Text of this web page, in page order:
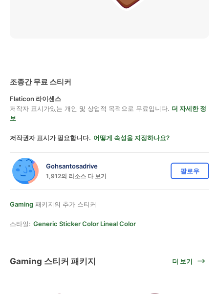
조종간 무료 스티커
Flaticon 라이센스
저작자 표시가있는 개인 및 상업적 목적으로 무료입니다. 더 자세한 정
보
저작권자 표시가 필요합니다. 어떻게 속성을 지정하나요?
Gohsantosadrive
1,912의 리소스 다 보기
팔로우
Gaming 패키지의 추가 스티커
스타일: Generic Sticker Color Lineal Color
Gaming 스티커 패키지 더 보기